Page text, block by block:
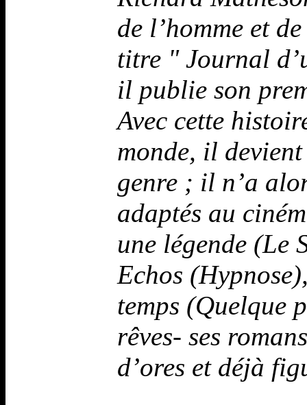
de l’homme et
titre " Journal
il publie son
Avec cette
monde, il
genre ; il n’a
adaptés au
une légende (Le
Echos
temps (Quelque
rêves- ses
d’ores et déjà